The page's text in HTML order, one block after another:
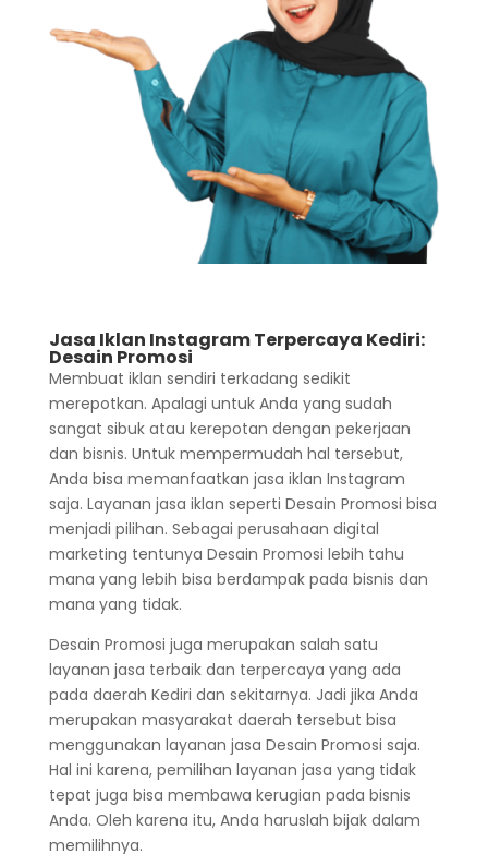
Jasa Iklan Instagram Terpercaya Kediri:
Desain Promosi
Membuat iklan sendiri terkadang sedikit
merepotkan. Apalagi untuk Anda yang sudah
sangat sibuk atau kerepotan dengan pekerjaan
dan bisnis. Untuk mempermudah hal tersebut,
Anda bisa memanfaatkan jasa iklan Instagram
saja. Layanan jasa iklan seperti Desain Promosi bisa
menjadi pilihan. Sebagai perusahaan digital
marketing tentunya Desain Promosi lebih tahu
mana yang lebih bisa berdampak pada bisnis dan
mana yang tidak.
Desain Promosi juga merupakan salah satu
layanan jasa terbaik dan terpercaya yang ada
pada daerah Kediri dan sekitarnya. Jadi jika Anda
merupakan masyarakat daerah tersebut bisa
menggunakan layanan jasa Desain Promosi saja.
Hal ini karena, pemilihan layanan jasa yang tidak
tepat juga bisa membawa kerugian pada bisnis
Anda. Oleh karena itu, Anda haruslah bijak dalam
memilihnya.